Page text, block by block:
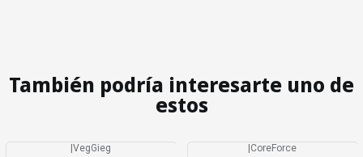
También podría interesarte uno de
estos
VegGieg CoreForce